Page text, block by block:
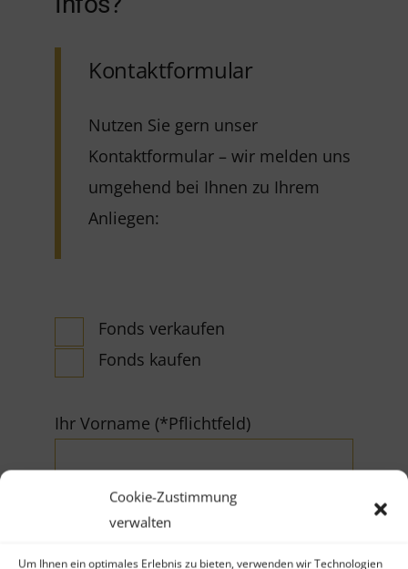
Cookie-Zustimmung
verwalten
Um Ihnen ein optimales Erlebnis zu bieten, verwenden wir Technologien
Kontaktformular
Nutzen Sie gern unser
Kontaktformular – wir melden uns
umgehend bei Ihnen zu Ihrem
Anliegen:
Fonds verkaufen
Fonds kaufen
Ihr Vorname (*Pflichtfeld)